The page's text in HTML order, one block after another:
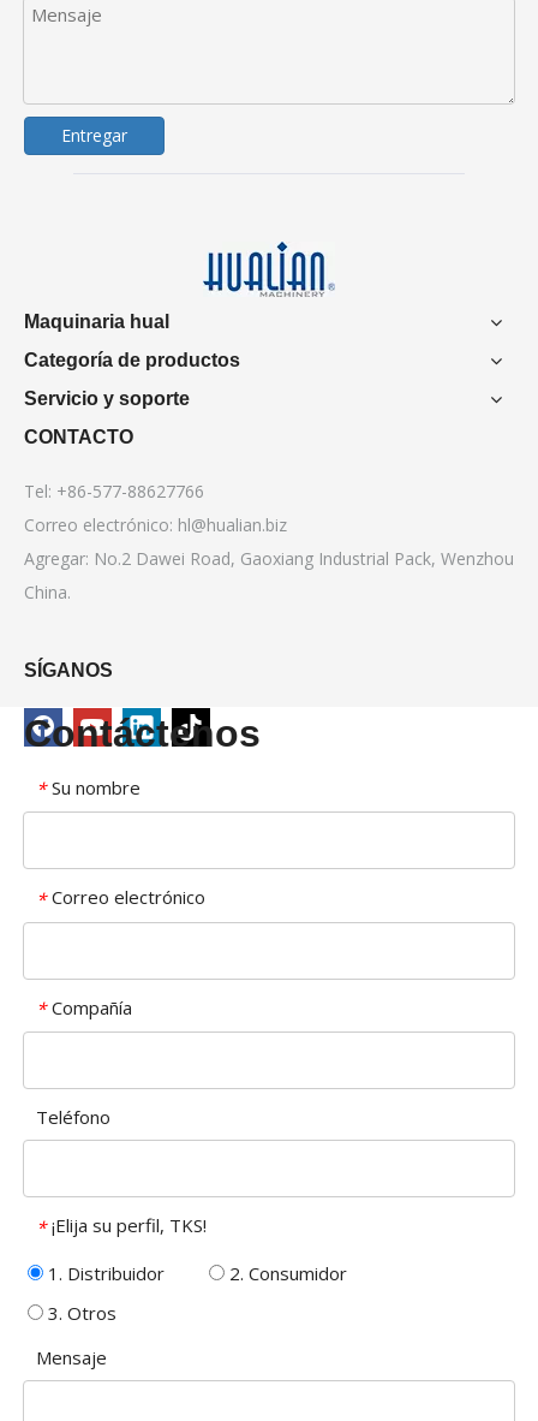
Entregar
Maquinaria hual
Categoría de productos
Servicio y soporte
CONTACTO
Tel: +86-577-88627766
Correo electrónico: hl@hualian.biz
Agregar: No.2 Dawei Road, Gaoxiang Industrial Pack, Wenzhou
China.
SÍGANOS
Contáctenos
* Su nombre
* Correo electrónico
* Compañía
Teléfono
* ¡Elija su perfil, TKS!
1. Distribuidor
2. Consumidor
3. Otros
Mensaje